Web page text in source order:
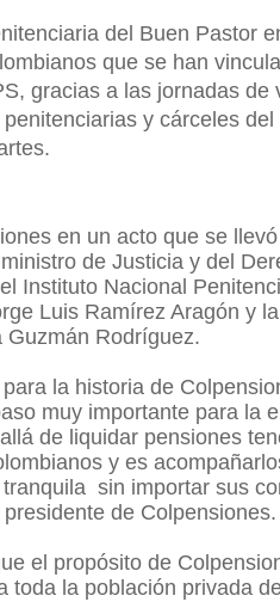
del Buen Pastor
que se han
gracias a las jornadas de
y cárceles
en un acto que se
de Justicia y del
Instituto Nacional
Luis Ramírez Aragón y
Guzmán Rodríguez.
la historia de
muy importante para la
de liquidar pensiones
y es
sin importar sus
de Colpensiones.
el propósito de
toda la población privada